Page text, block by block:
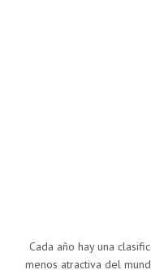
Cada año hay una
menos atractiva del